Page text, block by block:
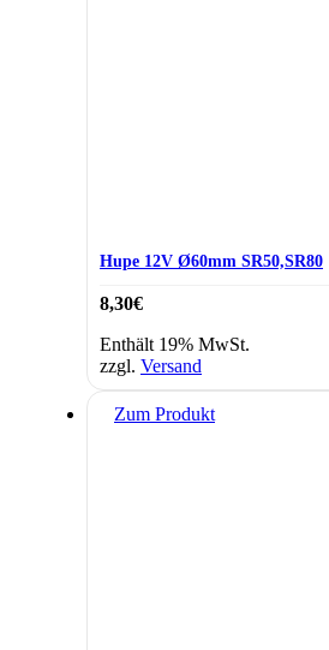
Hupe 12V Ø60mm SR50,SR80
8,30€
Enthält 19% MwSt.
zzgl. Versand
Zum Produkt